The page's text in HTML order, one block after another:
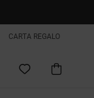
CARTA REGALO